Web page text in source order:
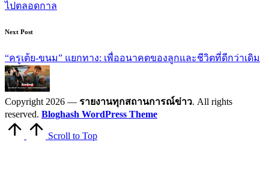
ไปตลอดกาล
Next Post
“ครูเต้ย-ขนม” แยกทาง: เพื่ออนาคตของลูกและชีวิตที่ดีกว่าเดิม
Copyright 2026 — รายงานทุกสถานการณ์ข่าว. All rights
reserved. Bloghash WordPress Theme
Scroll to Top